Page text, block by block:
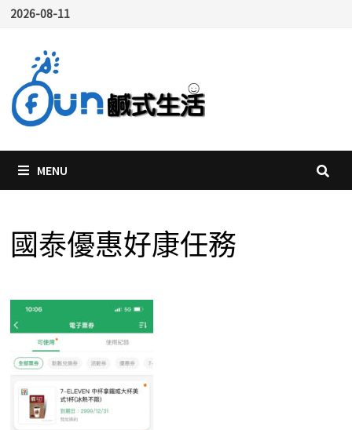
Skip
content
2026-08-11
MENU
國泰優惠好康任務